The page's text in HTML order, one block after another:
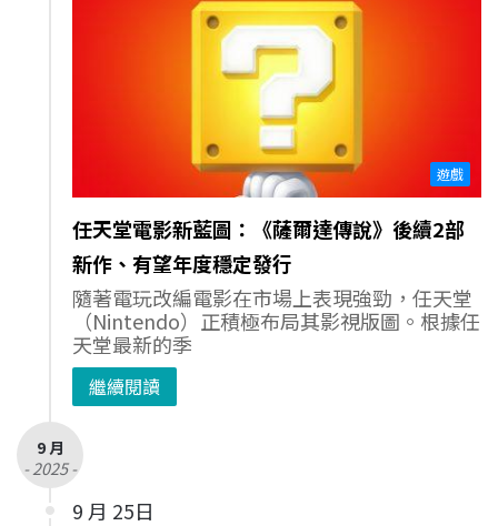
遊戲
任天堂電影新藍圖：《薩爾達傳說》後續2部
新作、有望年度穩定發行
隨著電玩改編電影在市場上表現強勁，任天堂
（Nintendo）正積極布局其影視版圖。根據任
天堂最新的季
繼續閱讀
9 月
- 2025 -
9 月 25日